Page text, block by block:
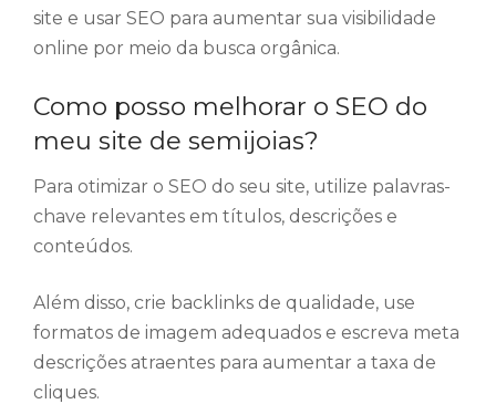
site e usar SEO para aumentar sua visibilidade
online por meio da busca orgânica.
Como posso melhorar o SEO do
meu site de semijoias?
Para otimizar o SEO do seu site, utilize palavras-
chave relevantes em títulos, descrições e
conteúdos.
Além disso, crie backlinks de qualidade, use
formatos de imagem adequados e escreva meta
descrições atraentes para aumentar a taxa de
cliques.